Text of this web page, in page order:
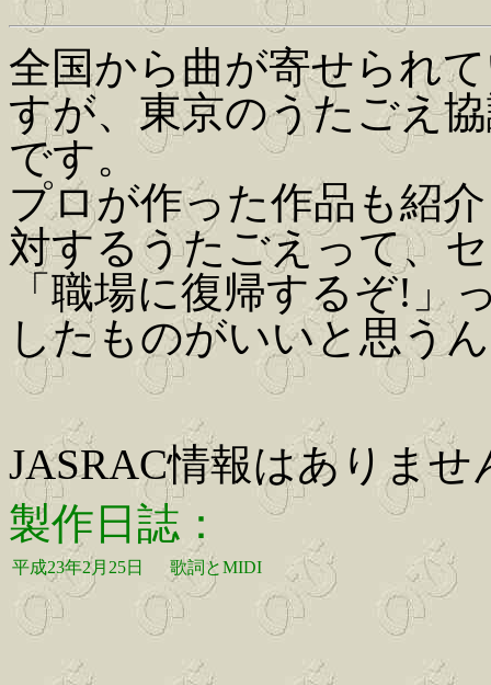
全国から曲が寄せられ
すが、東京のうたごえ
です。
プロが作った作品も紹
対するうたごえって、
「職場に復帰するぞ!」
したものがいいと思う
JASRAC情報はありませ
製作日誌：
平成23年2月25日 歌詞とMIDI